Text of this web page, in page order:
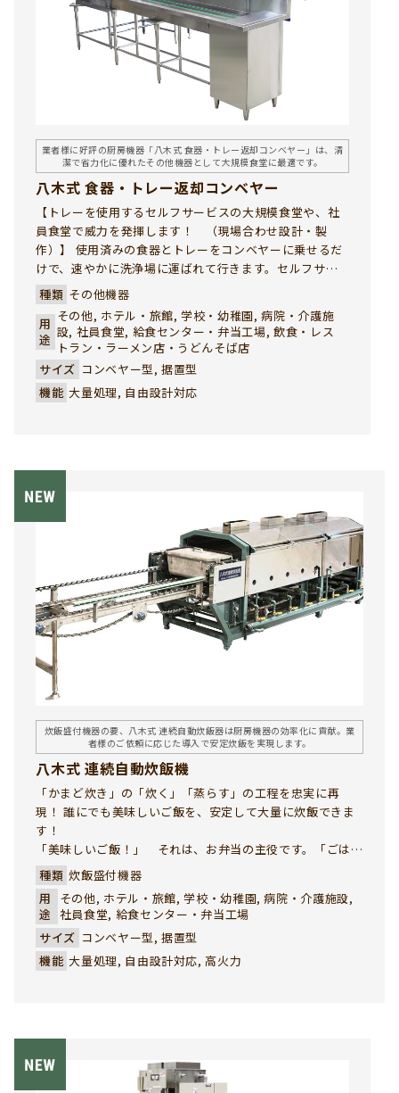
業者様に好評の厨房機器「八木式 食器・トレー返却コンベヤー」は、清
潔で省力化に優れたその他機器として大規模食堂に最適です。
八木式 食器・トレー返却コンベヤー
【トレーを使用するセルフサービスの大規模食堂や、社
員食堂で威力を発揮します！ （現場合わせ設計・製
作）】 使用済みの食器とトレーをコンベヤーに乗せるだ
けで、速やかに洗浄場に運ばれて行きます。セルフサー
ビス食堂のトレー返却口の混雑を解消し、山積みされた
汚れた食器で美観を損ねこともありません。社員食堂、
学生食堂で、ご採用いただき多数の実績を誇っていま
す。 八木式 食器・トレー返却コンベヤーは、厨房機器の
中でも特に業者様から高い評価をいただいているその他
機器の一つです。使用済みの食器類をスムーズに洗浄エ
リアへ搬送することで、作業効率が大幅に向上。導線の
実績があります。業者様の課題を解決する、実用性と信
頼性に優れた返却コンベヤーです。
種類 その他機器
用
途
その他, ホテル・旅館, 学校・幼稚園, 病院・介護施
設, 社員食堂, 給食センター・弁当工場, 飲食・レス
トラン・ラーメン店・うどんそば店
サイズ コンベヤー型, 据置型
機能 大量処理, 自由設計対応
炊飯盛付機器の要、八木式 連続自動炊飯器は厨房機器の効率化に貢献。業
者様のご依頼に応じた導入で安定炊飯を実現します。
八木式 連続自動炊飯機
「かまど炊き」の「炊く」「蒸らす」の工程を忠実に再
現！ 誰にでも美味しいご飯を、安定して大量に炊飯できま
す！
「美味しいご飯！」 それは、お弁当の主役です。「ごは
ん」も立派な御料理です。八木式 連続自動炊飯機は、独自
のバーナーと炊飯釜で、お客様が最も重視される「ご飯の旨
み」を引き出した味のある炊飯を実現しました。ガスの熱
効率を最大限に活かして、「かまど炊き」の美味しさが短時
間で実現できる強い味方です。
種類 炊飯盛付機器
用
途
その他, ホテル・旅館, 学校・幼稚園, 病院・介護施設,
社員食堂, 給食センター・弁当工場
サイズ コンベヤー型, 据置型
機能 大量処理, 自由設計対応, 高火力